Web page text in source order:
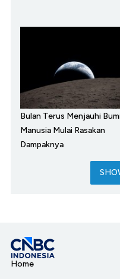
Bulan Terus Menjauhi
Manusia Mulai Rasakan
Dampaknya
Home